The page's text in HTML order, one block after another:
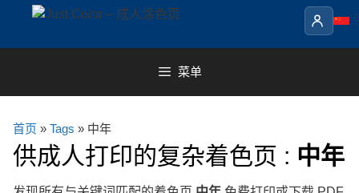
content
菜单
首页 » Tags » 中年
供成人打印的复杂着色页 : 中年